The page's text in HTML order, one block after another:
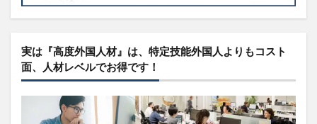
実は『高度外国人材』は、特定技能外国人よりもコスト
面、人材レベルでお得です！